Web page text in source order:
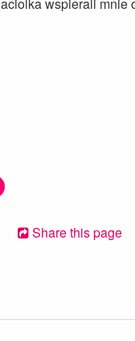
Share this page